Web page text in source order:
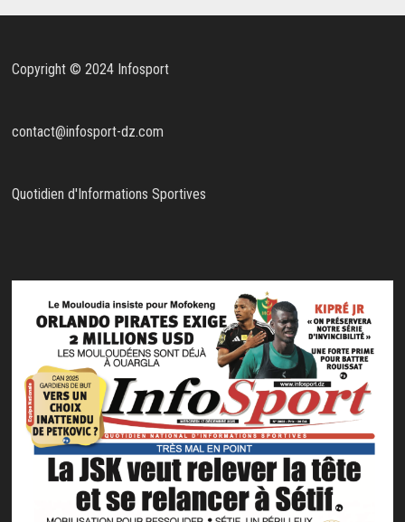
Copyright © 2024 Infosport
contact@infosport-dz.com
Quotidien d'Informations Sportives